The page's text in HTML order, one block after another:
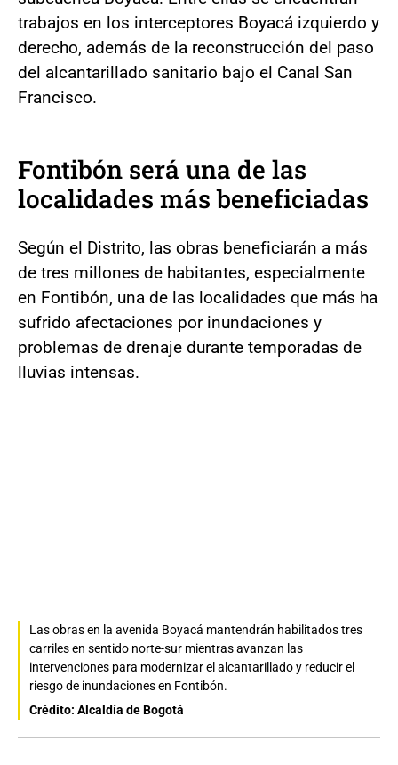
trabajos en los interceptores Boyacá izquierdo y
derecho, además de la reconstrucción del paso
del alcantarillado sanitario bajo el Canal San
Francisco.
Fontibón será una de las
localidades más beneficiadas
Según el Distrito, las obras beneficiarán a más
de tres millones de habitantes, especialmente
en Fontibón, una de las localidades que más ha
sufrido afectaciones por inundaciones y
problemas de drenaje durante temporadas de
lluvias intensas.
Las obras en la avenida Boyacá mantendrán habilitados tres
carriles en sentido norte-sur mientras avanzan las
intervenciones para modernizar el alcantarillado y reducir el
riesgo de inundaciones en Fontibón.
Crédito: Alcaldía de Bogotá